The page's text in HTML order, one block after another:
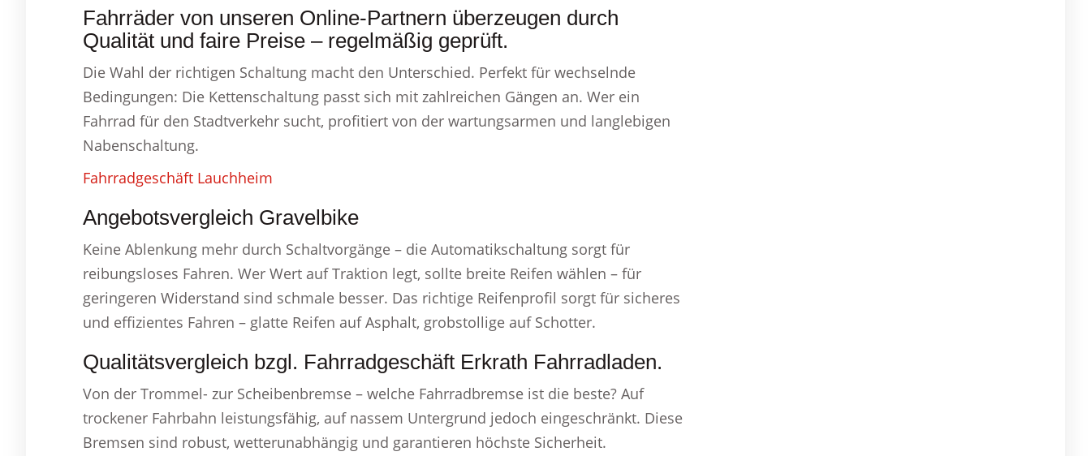
Fahrräder von unseren Online-Partnern überzeugen durch
Qualität und faire Preise – regelmäßig geprüft.
Die Wahl der richtigen Schaltung macht den Unterschied. Perfekt für wechselnde
Bedingungen: Die Kettenschaltung passt sich mit zahlreichen Gängen an. Wer ein
Fahrrad für den Stadtverkehr sucht, profitiert von der wartungsarmen und langlebigen
Nabenschaltung.
Fahrradgeschäft Lauchheim
Angebotsvergleich Gravelbike
Keine Ablenkung mehr durch Schaltvorgänge – die Automatikschaltung sorgt für
reibungsloses Fahren. Wer Wert auf Traktion legt, sollte breite Reifen wählen – für
geringeren Widerstand sind schmale besser. Das richtige Reifenprofil sorgt für sicheres
und effizientes Fahren – glatte Reifen auf Asphalt, grobstollige auf Schotter.
Qualitätsvergleich bzgl. Fahrradgeschäft Erkrath Fahrradladen.
Von der Trommel- zur Scheibenbremse – welche Fahrradbremse ist die beste? Auf
trockener Fahrbahn leistungsfähig, auf nassem Untergrund jedoch eingeschränkt. Diese
Bremsen sind robust, wetterunabhängig und garantieren höchste Sicherheit.